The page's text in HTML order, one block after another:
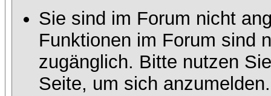
Sie sind im Forum nicht
Funktionen im Forum sind
zugänglich. Bitte nutzen
Seite, um sich